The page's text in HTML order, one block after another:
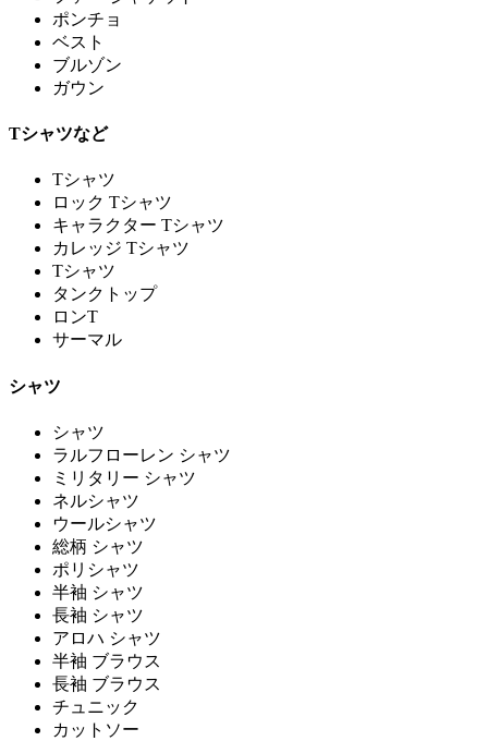
ポンチョ
ベスト
ブルゾン
ガウン
Tシャツなど
Tシャツ
ロック Tシャツ
キャラクター Tシャツ
カレッジ Tシャツ
Tシャツ
タンクトップ
ロンT
サーマル
シャツ
シャツ
ラルフローレン シャツ
ミリタリー シャツ
ネルシャツ
ウールシャツ
総柄 シャツ
ポリシャツ
半袖 シャツ
長袖 シャツ
アロハ シャツ
半袖 ブラウス
長袖 ブラウス
チュニック
カットソー